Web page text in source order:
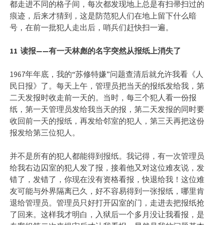
都走进不同的格子间，每次都发现地上总是有扫帚扫过的
痕迹，后来才猜到，这是防范犯人们在地上留下什么暗
号，在前一批犯人走出后，哨兵们赶快扫一遍。
11 读报——有一天林彪的名字突然从报纸上消失了
1967年年底，我的“苏修特嫌”问题查清后就允许我看《人
民日报》了。每天上午，管理员把当天的报纸发给我，第
二天发报时收走前一天的。当时，每三个犯人看一份报
纸，第一天管理员发给我当天的报，第二天发报的同时要
收回前一天的报纸，再发给邻室的犯人，第三天再把这份
报发给第三位犯人。
并不是所有的犯人都能得到报纸。我记得，有一次管理员
给我右边囚室的犯人发了报，接着他又对这位难友说，发
错了，发错了，你现在没有资格看报，快退给我！这位难
友可能与外界隔离已久，好不容易得到一张报纸，哪里肯
退给管理员。管理员只好打开囚室的门，走进去把报纸抢
了回来。这样我才明白，入狱后一个多月没让我看报，是